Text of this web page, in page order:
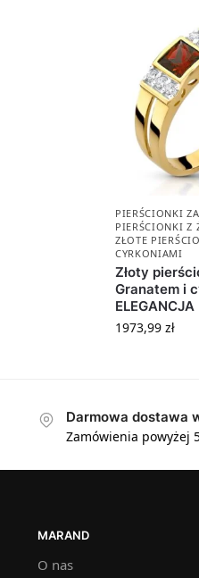
PIERŚCIONKI
PIERŚCIONKI Z
ZŁOTE
CYRKONIAMI
Złoty
Granatem i
ELEGANCJA
1973,99 zł
Darmowa dostawa
Zamówienia powyżej
MARAND
O nas